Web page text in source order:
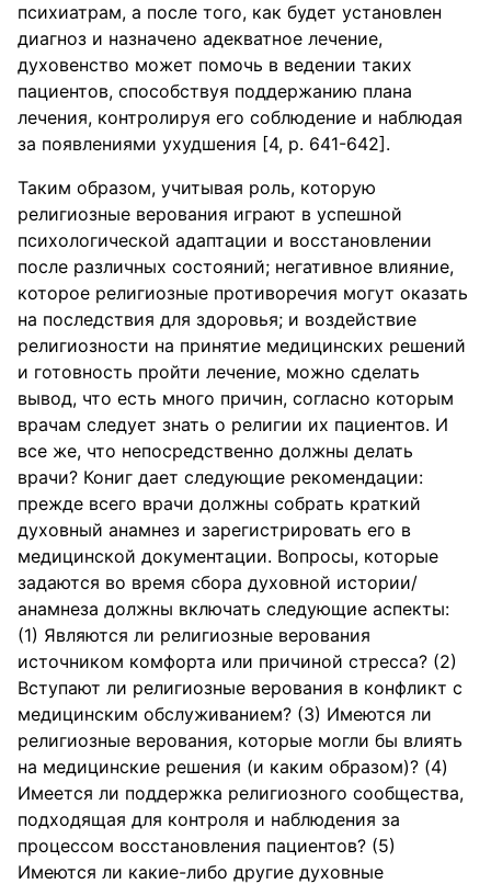
психиатрам, а после того, как будет установлен
диагноз и назначено адекватное лечение,
духовенство может помочь в ведении таких
пациентов, способствуя поддержанию плана
лечения, контролируя его соблюдение и наблюдая
за появлениями ухудшения [4, р. 641-642].
Таким образом, учитывая роль, которую
религиозные верования играют в успешной
психологической адаптации и восстановлении
после различных состояний; негативное влияние,
которое религиозные противоречия могут оказать
на последствия для здоровья; и воздействие
религиозности на принятие медицинских решений
и готовность пройти лечение, можно сделать
вывод, что есть много причин, согласно которым
врачам следует знать о религии их пациентов. И
все же, что непосредственно должны делать
врачи? Кониг дает следующие рекомендации:
прежде всего врачи должны собрать краткий
духовный анамнез и зарегистрировать его в
медицинской документации. Вопросы, которые
задаются во время сбора духовной истории/
анамнеза должны включать следующие аспекты:
(1) Являются ли религиозные верования
источником комфорта или причиной стресса? (2)
Вступают ли религиозные верования в конфликт с
медицинским обслуживанием? (3) Имеются ли
религиозные верования, которые могли бы влиять
на медицинские решения (и каким образом)? (4)
Имеется ли поддержка религиозного сообщества,
подходящая для контроля и наблюдения за
процессом восстановления пациентов? (5)
Имеются ли какие-либо другие духовные